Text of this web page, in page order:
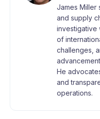
James Miller
and supply
investigative
of
challenges,
He
and
operations.